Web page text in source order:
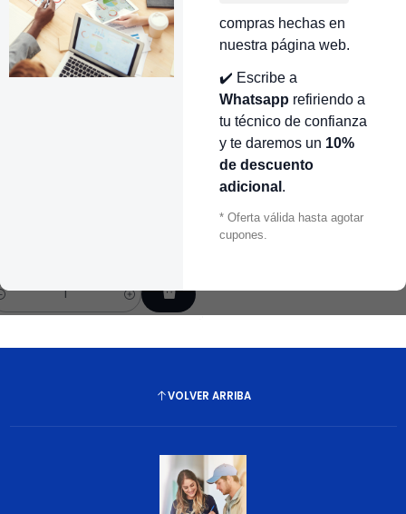
compras hechas en
nuestra página web.
✔️ Escribe a
Whatsapp refiriendo a
tu técnico de confianza
y te daremos un 10%
de descuento
adicional .
* Oferta válida hasta agotar
cupones.
|Samsung
SUSPENSION LARGO
CM LAVADORA SAMSUNG
| REPUESTOS PARA
CR441401|Samsung
RESORTE DE SUSPENSIÓN 8
CR441401
$87.000 COP
Cantidad
VOLVER ARRIBA